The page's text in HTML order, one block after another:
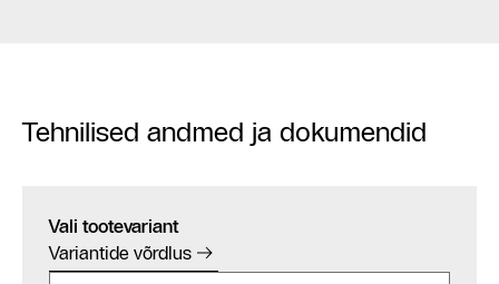
Tehnilised andmed ja dokumendid
Vali tootevariant
Variantide võrdlus